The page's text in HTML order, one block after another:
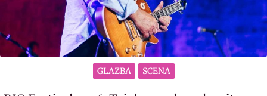
GLAZBA SCENA